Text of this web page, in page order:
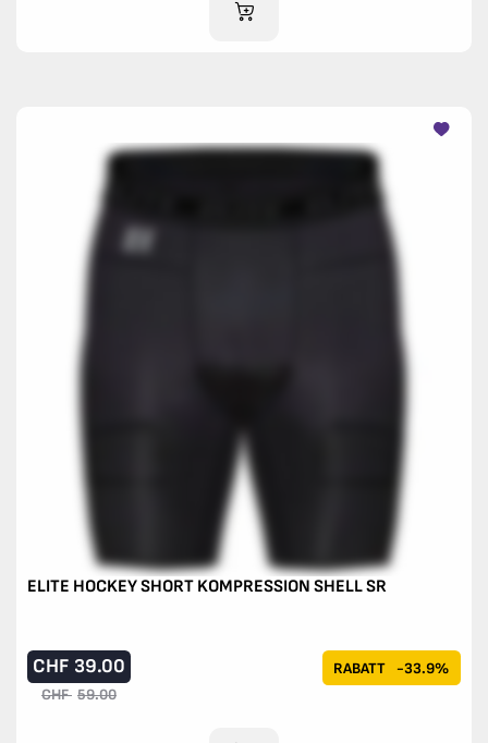
IM WARENKORB
ELITE HOCKEY SHORT KOMPRESSION SHELL SR
RABATT -33.9%
CHF 39.00
CHF 59.00